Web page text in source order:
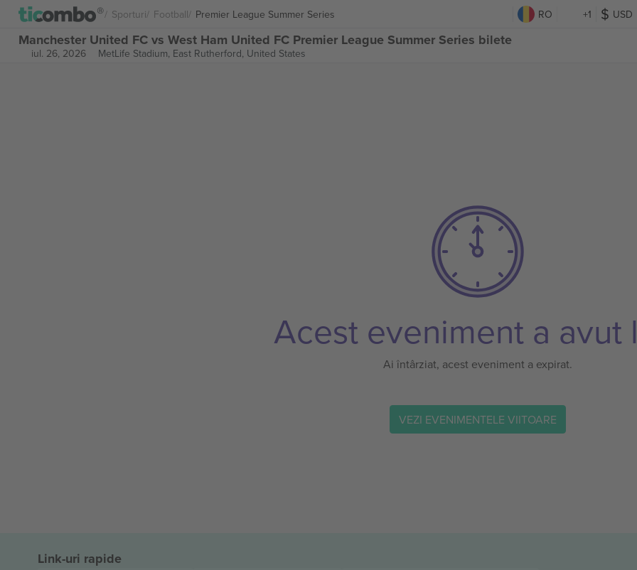
Sporturi Football Premier League Summer Series RO +1 USD
Manchester United FC vs West Ham United FC Premier League Summer Series bilete
iul. 26, 2026 MetLife Stadium, East Rutherford, United States
Acest eveniment a avut
Ai întârziat, acest eveniment a expirat.
VEZI EVENIMENTELE VIITOARE
Link-uri rapide